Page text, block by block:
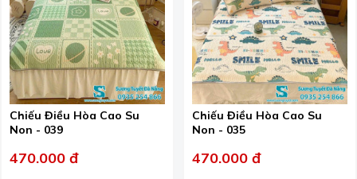
Chiếu Điều Hòa Cao Su
Non - 039
470.000 đ
Chiếu Điều Hòa Cao Su
Non - 035
470.000 đ